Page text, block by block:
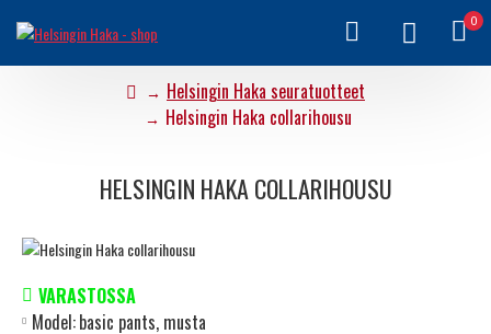
0
Helsingin Haka seuratuotteet
Helsingin Haka collarihousu
HELSINGIN HAKA COLLARIHOUSU
VARASTOSSA
Model:basic pants, musta